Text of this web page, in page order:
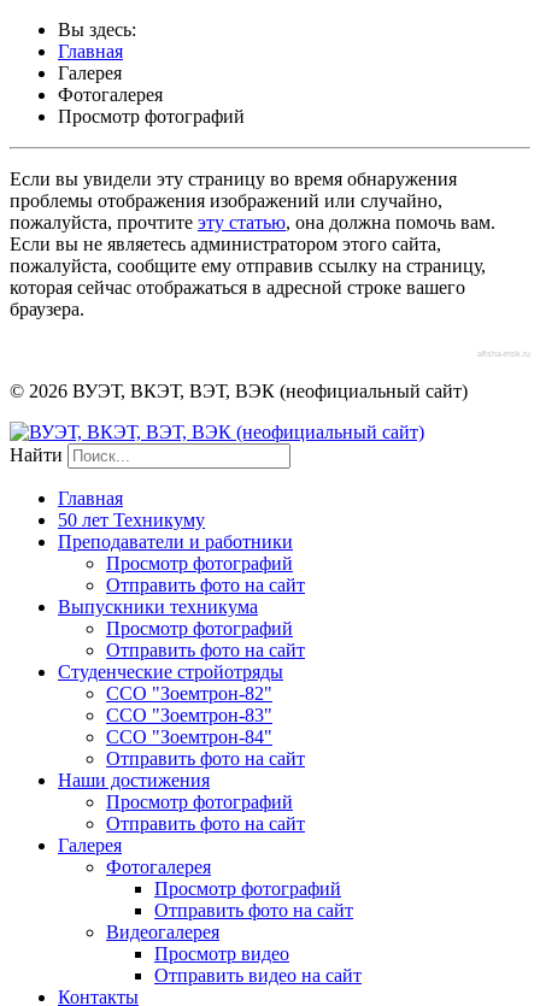
Вы здесь:
Главная
Галерея
Фотогалерея
Просмотр фотографий
Если вы увидели эту страницу во время обнаружения
проблемы отображения изображений или случайно,
пожалуйста, прочтите эту статью, она должна помочь вам.
Если вы не являетесь администратором этого сайта,
пожалуйста, сообщите ему отправив ссылку на страницу,
которая сейчас отображаться в адресной строке вашего
браузера.
afisha-msk.ru
© 2026 ВУЭТ, ВКЭТ, ВЭТ, ВЭК (неофициальный сайт)
Найти
Главная
50 лет Техникуму
Преподаватели и работники
Просмотр фотографий
Отправить фото на сайт
Выпускники техникума
Просмотр фотографий
Отправить фото на сайт
Студенческие стройотряды
ССО "Зоемтрон-82"
ССО "Зоемтрон-83"
ССО "Зоемтрон-84"
Отправить фото на сайт
Наши достижения
Просмотр фотографий
Отправить фото на сайт
Галерея
Фотогалерея
Просмотр фотографий
Отправить фото на сайт
Видеогалерея
Просмотр видео
Отправить видео на сайт
Контакты